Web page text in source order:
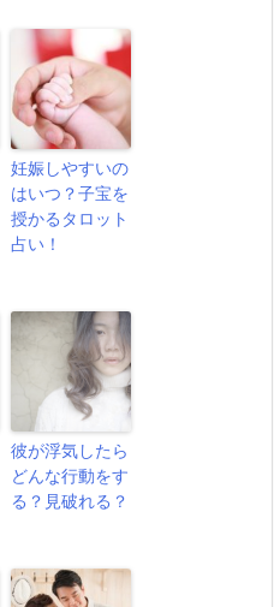
妊娠しやすいの
はいつ？子宝を
授かるタロット
占い！
彼が浮気したら
どんな行動をす
る？見破れる？